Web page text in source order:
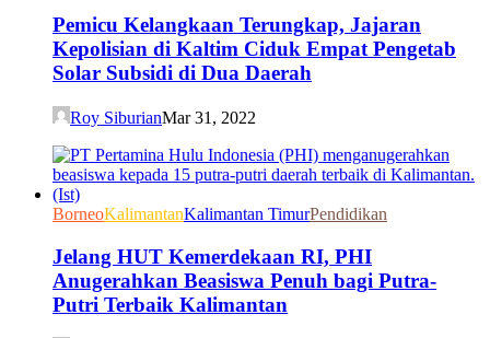
Pemicu Kelangkaan Terungkap, Jajaran
Kepolisian di Kaltim Ciduk Empat Pengetab
Solar Subsidi di Dua Daerah
Roy SiburianMar 31, 2022
BorneoKalimantanKalimantan TimurPendidikan
Jelang HUT Kemerdekaan RI, PHI
Anugerahkan Beasiswa Penuh bagi Putra-
Putri Terbaik Kalimantan